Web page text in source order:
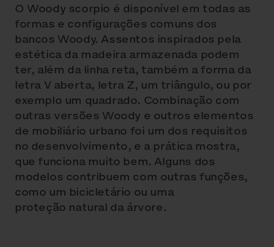
O Woody scorpio é disponível em todas as
formas e configurações comuns dos
bancos Woody. Assentos inspirados pela
estética da madeira armazenada podem
ter, além da linha reta, também a forma da
letra V aberta, letra Z, um triângulo, ou por
exemplo um quadrado. Combinação com
outras versões Woody e outros elementos
de mobiliário urbano foi um dos requisitos
no desenvolvimento, e a prática mostra,
que funciona muito bem. Alguns dos
modelos contribuem com outras funções,
como um bicicletário ou uma
proteção natural da árvore.